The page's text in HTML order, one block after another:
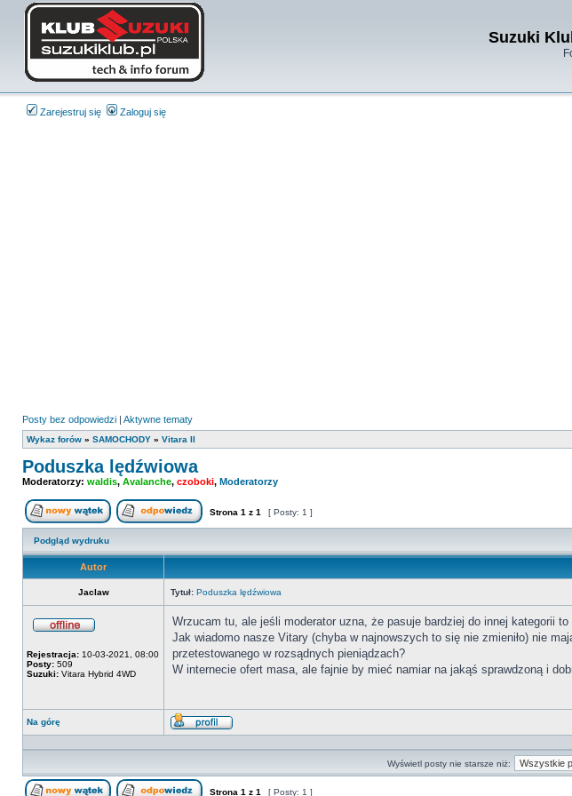
Suzuki
Zarejestruj się Zaloguj się
Posty bez odpowiedzi | Aktywne tematy
Wykaz forów » SAMOCHODY » Vitara II
Poduszka lędźwiowa
Moderatorzy: waldis, Avalanche, czoboki, Moderatorzy
Nowy temat Odpowiedz w temacie
Strona 1 z 1 [ Posty: 1 ]
Podgląd wydruku
Autor
Jaclaw Tytuł: Poduszka lędźwiowa
Rejestracja: 10-03-2021, 08:00
Posty: 509
Suzuki: Vitara Hybrid 4WD
Wrzucam tu, ale jeśli moderator uzna, że pasuje bardziej do innej kategorii to
Jak wiadomo nasze Vitary (chyba w najnowszych to się nie zmieniło) nie
przetestowanego w rozsądnych pieniądzach?
W internecie ofert masa, ale fajnie by mieć namiar na jakąś sprawdzoną i
Na górę
Wyświetl
Wyświetl posty nie starsze niż:
Strona 1 z 1 [ Posty: 1 ]